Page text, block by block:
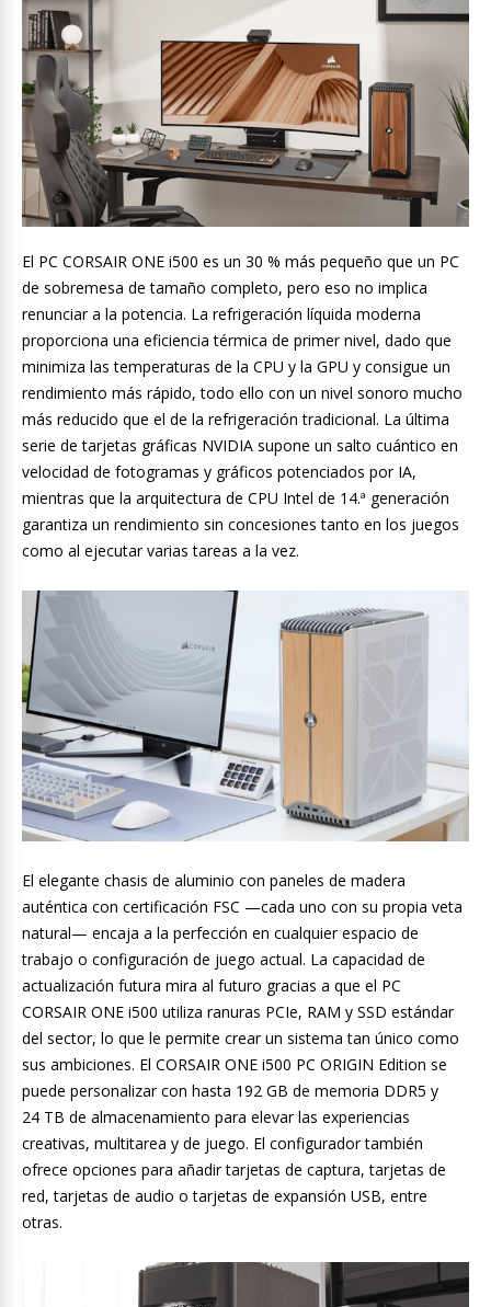
El PC CORSAIR ONE i500 es un 30 % más pequeño que un PC
de sobremesa de tamaño completo, pero eso no implica
renunciar a la potencia. La refrigeración líquida moderna
proporciona una eficiencia térmica de primer nivel, dado que
minimiza las temperaturas de la CPU y la GPU y consigue un
rendimiento más rápido, todo ello con un nivel sonoro mucho
más reducido que el de la refrigeración tradicional. La última
serie de tarjetas gráficas NVIDIA supone un salto cuántico en
velocidad de fotogramas y gráficos potenciados por IA,
mientras que la arquitectura de CPU Intel de 14.ª generación
garantiza un rendimiento sin concesiones tanto en los juegos
como al ejecutar varias tareas a la vez.
El elegante chasis de aluminio con paneles de madera
auténtica con certificación FSC —cada uno con su propia veta
natural— encaja a la perfección en cualquier espacio de
trabajo o configuración de juego actual. La capacidad de
actualización futura mira al futuro gracias a que el PC
CORSAIR ONE i500 utiliza ranuras PCIe, RAM y SSD estándar
del sector, lo que le permite crear un sistema tan único como
sus ambiciones. El CORSAIR ONE i500 PC ORIGIN Edition se
puede personalizar con hasta 192 GB de memoria DDR5 y
24 TB de almacenamiento para elevar las experiencias
creativas, multitarea y de juego. El configurador también
ofrece opciones para añadir tarjetas de captura, tarjetas de
red, tarjetas de audio o tarjetas de expansión USB, entre
otras.